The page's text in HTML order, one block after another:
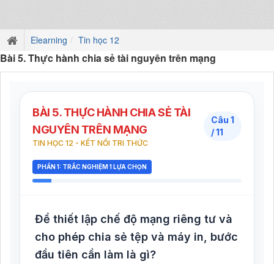
Elearning Tin học 12
Bài 5. Thực hành chia sẻ tài nguyên trên mạng